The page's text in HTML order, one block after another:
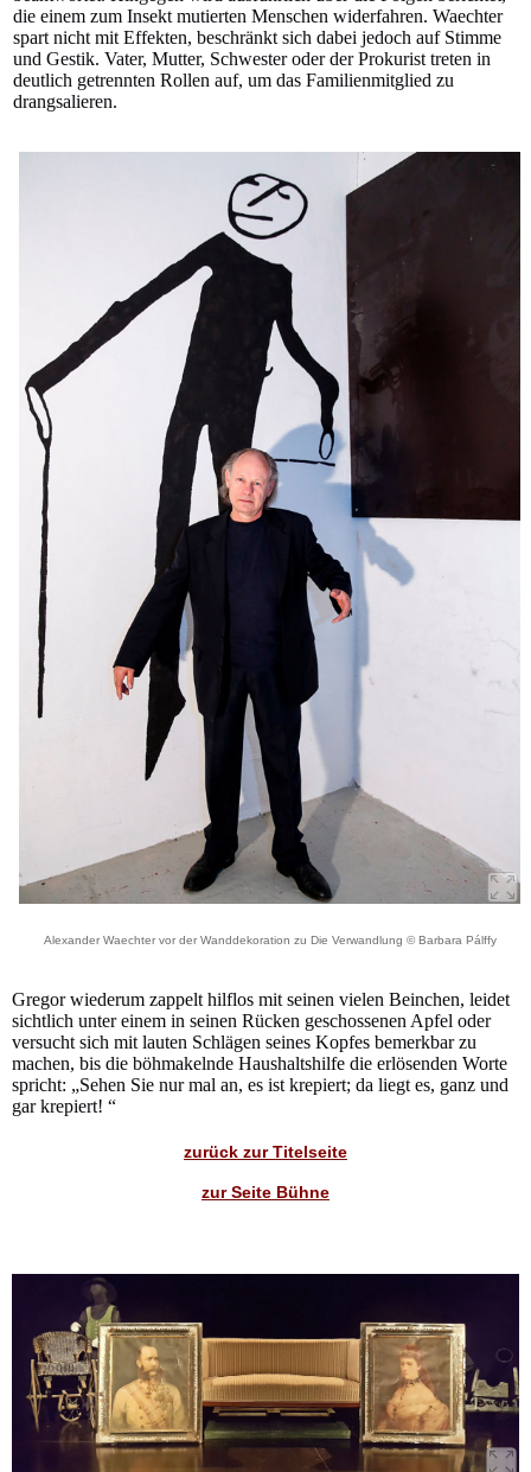
die einem zum Insekt mutierten Menschen widerfahren. Waechter
spart nicht mit Effekten, beschränkt sich dabei jedoch auf Stimme
und Gestik. Vater, Mutter, Schwester oder der Prokurist treten in
deutlich getrennten Rollen auf, um das Familienmitglied zu
drangsalieren.
Alexander Waechter vor der Wanddekoration zu Die Verwandlung © Barbara Pálffy
Gregor wiederum zappelt hilflos mit seinen vielen Beinchen, leidet
sichtlich unter einem in seinen Rücken geschossenen Apfel oder
versucht sich mit lauten Schlägen seines Kopfes bemerkbar zu
machen, bis die böhmakelnde Haushaltshilfe die erlösenden Worte
spricht: „Sehen Sie nur mal an, es ist krepiert; da liegt es, ganz und
gar krepiert! “
zurück zur Titelseite
zur Seite Bühne